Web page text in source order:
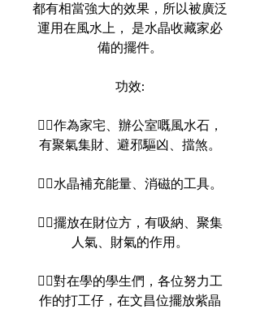
都有相當強大的效果，所以被廣泛
運用在風水上， 是水晶收藏家必
備的擺件。
功效:
👉🏻作為家宅、辦公室嘅風水石，
有聚氣集財、避邪驅凶、擋煞。
👉🏻水晶補充能量、消磁的工具。
👉🏻擺放在財位方，有吸納、聚集
人氣、財氣的作用。
👉🏻對在學的學生們，各位努力工
作的打工仔，在文昌位擺放紫晶